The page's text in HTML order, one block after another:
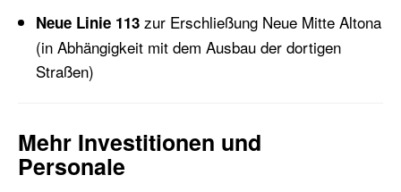
Neue Linie 113 zur Erschließung Neue Mitte Altona
(in Abhängigkeit mit dem Ausbau der dortigen
Straßen)
Mehr Investitionen und
Personale